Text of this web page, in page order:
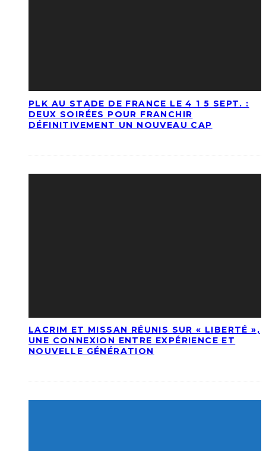
PLK AU STADE DE FRANCE LE 4 1 5 SEPT. :
DEUX SOIRÉES POUR FRANCHIR
DÉFINITIVEMENT UN NOUVEAU CAP
LACRIM ET MISSAN RÉUNIS SUR « LIBERTÉ »,
UNE CONNEXION ENTRE EXPÉRIENCE ET
NOUVELLE GÉNÉRATION